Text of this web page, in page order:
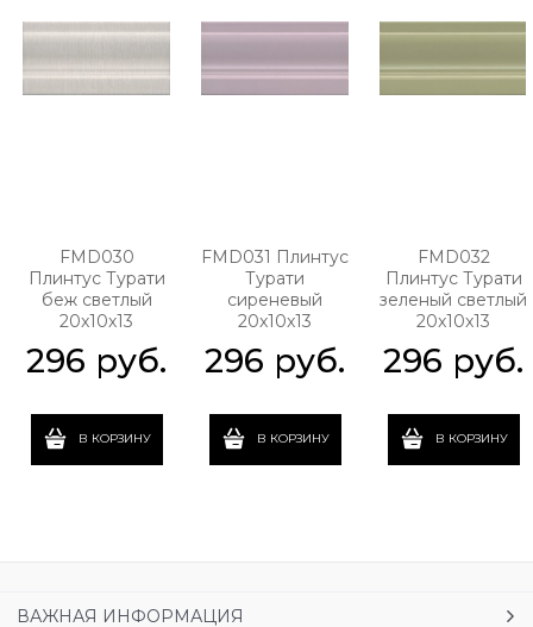
FMD030
Плинтус Турати
беж светлый
20x10x13
296 руб.
В КОРЗИНУ
FMD031 Плинтус
Турати
сиреневый
20x10x13
296 руб.
В КОРЗИНУ
FMD032
Плинтус Турати
зеленый светлый
20x10x13
296 руб.
В КОРЗИНУ
ВАЖНАЯ ИНФОРМАЦИЯ